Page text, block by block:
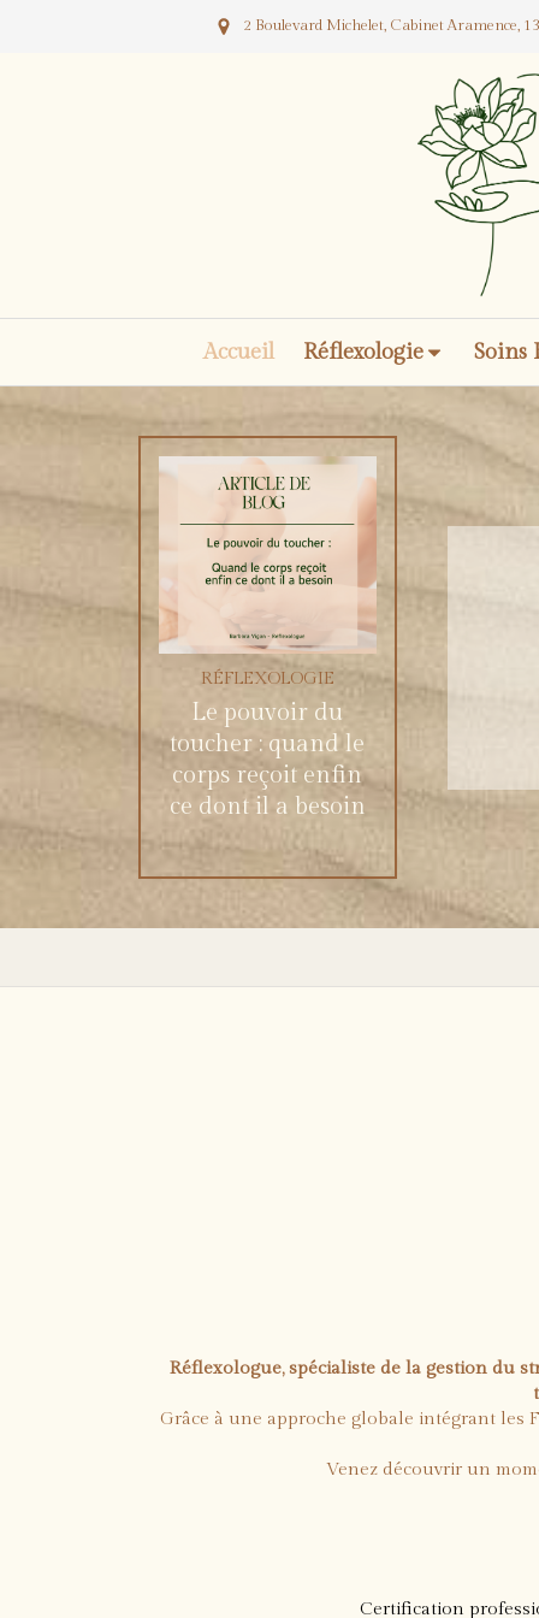
2 Boulevard Michelet, Cabinet Aramence,
Accueil Réflexologie Soins
RÉFLEXOLOGIE
Le pouvoir du
toucher : quand le
corps reçoit enfin
ce dont il a besoin
Réflexologue, spécialiste de la gestion du
Grâce à une approche globale intégrant les
Venez découvrir un
Certification